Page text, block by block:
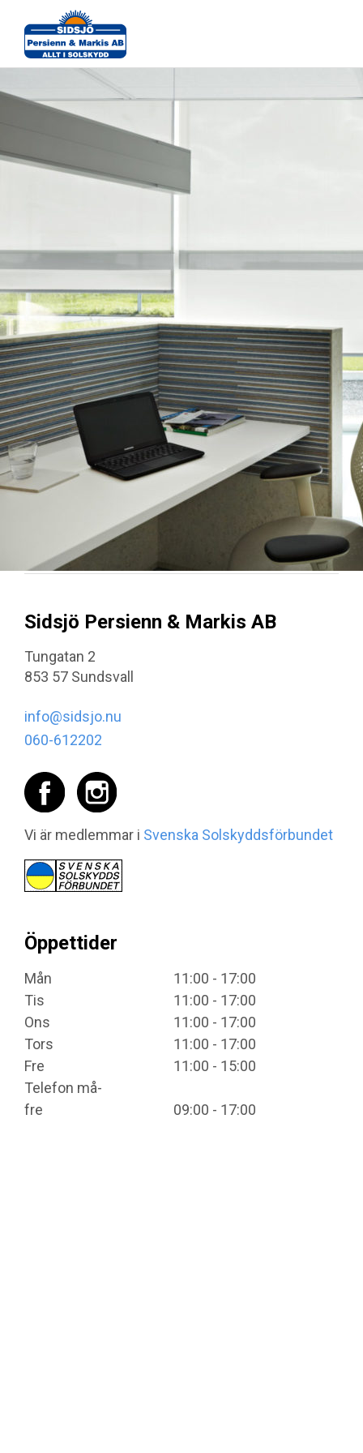
Luxaflex
Sidsjö Persienn & Markis AB
Tungatan 2
853 57 Sundsvall
info@sidsjo.nu
060-612202
Vi är medlemmar i Svenska Solskyddsförbundet
Öppettider
Mån
11:00 - 17:00
Tis
11:00 - 17:00
Ons
11:00 - 17:00
Tors
11:00 - 17:00
Fre
11:00 - 15:00
Telefon må-
fre
09:00 - 17:00